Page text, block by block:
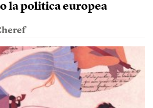
la politica europea